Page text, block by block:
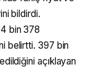
bildirdi.
4 bin 378
belirtti. 397 bin
açıklayan